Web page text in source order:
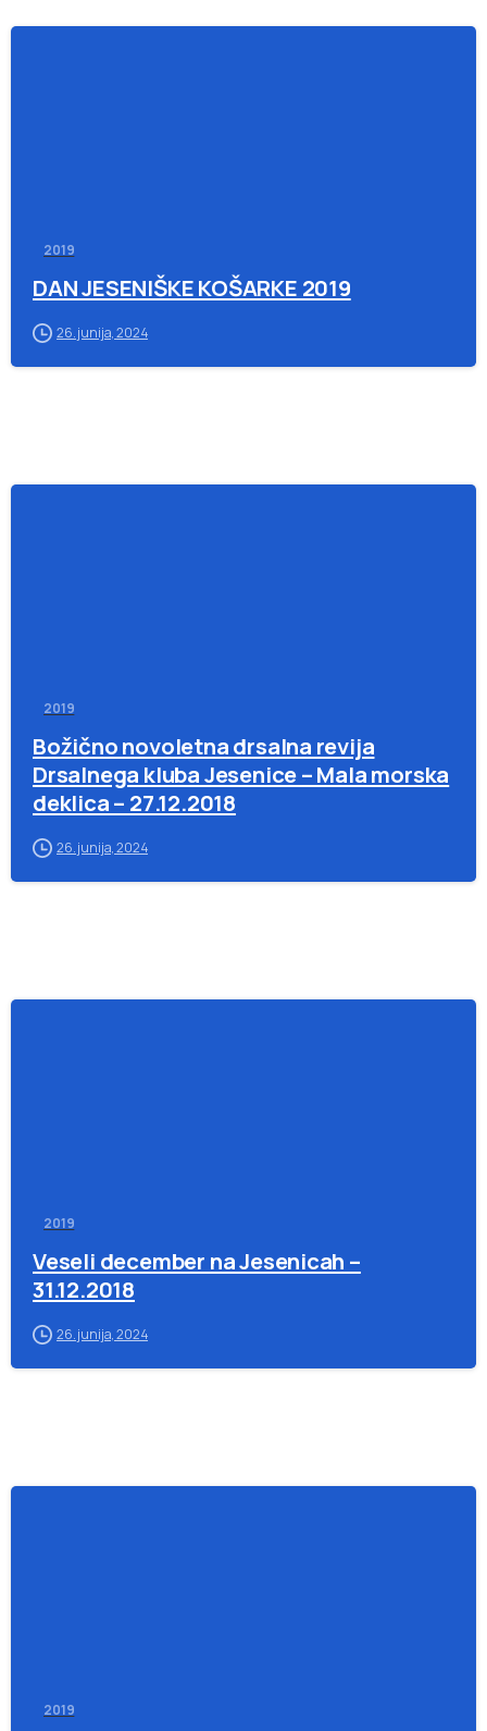
2019
DAN JESENIŠKE KOŠARKE 2019
26. junija, 2024
2019
Božično novoletna drsalna revija
Drsalnega kluba Jesenice – Mala morska
deklica – 27.12.2018
26. junija, 2024
2019
Veseli december na Jesenicah –
31.12.2018
26. junija, 2024
2019